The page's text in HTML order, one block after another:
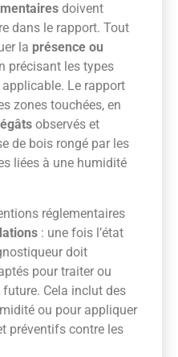
doivent
dans le rapport. Tout
la présence ou
précisant les types
Le rapport
zones touchées, en
observés et
de bois rongé par les
liées à une humidité
réglementaires
: une fois l’état
doit
pour traiter ou
Cela inclut des
ou pour appliquer
préventifs contre les